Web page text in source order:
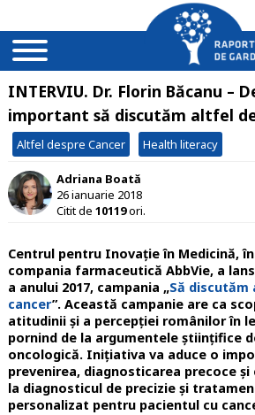
INTERVIU. Dr. Florin Băcanu –
important să discutăm altfel
Altfel despre Cancer Health literacy
Adriana Boată
26 ianuarie 2018
Citit de 10119ori.
Centrul pentru Inovație în Medicină,
compania farmaceutică AbbVie, a
a anului 2017, campania „Să
cancer”. Această campanie are ca
atitudinii și a percepției românilor în
pornind de la argumentele științifice
oncologică. Inițiativa va aduce o
prevenirea, diagnosticarea precoce
la diagnosticul de precizie și
personalizat pentru pacientul cu